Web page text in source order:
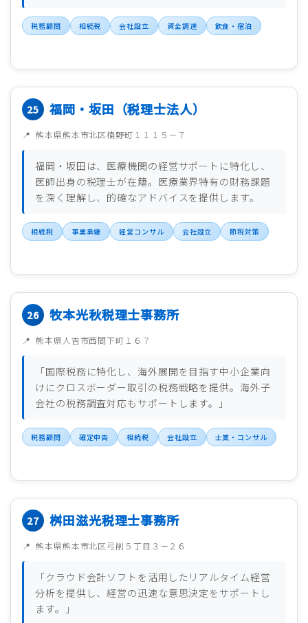
税務顧問 相続税 会社設立 資金調達 飲食・宿泊
福岡・坂田（税理士法人）
熊本県熊本市北区楠野町１１１５－７
福岡・坂田は、医療機関の経営サポートに特化し、
医師出身の税理士が在籍。医療業界特有の財務課題
を深く理解し、的確なアドバイスを提供します。
相続税 事業承継 経営コンサル 会社設立 節税対策
牧本光秋税理士事務所
熊本県人吉市西間下町１６７
「国際税務に特化し、海外展開を目指す中小企業向
けにクロスボーダー取引の税務戦略を提供。海外子
会社の税務調査対応もサポートします。」
税務顧問 確定申告 相続税 会社設立 士業・コンサル
桝田滋光税理士事務所
熊本県熊本市北区弓削５丁目３－２６
「クラウド会計ソフトを活用したリアルタイム経営
分析を提供し、経営の迅速な意思決定をサポートし
ます。」